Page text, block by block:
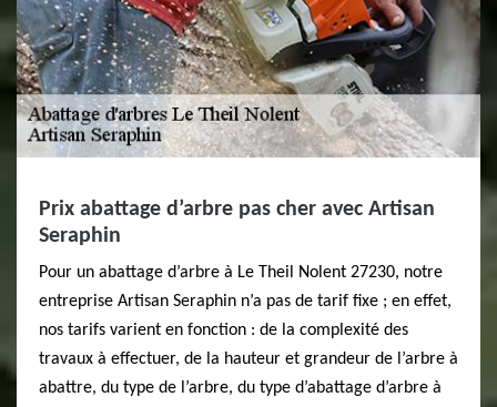
Prix abattage d’arbre pas cher avec Artisan
Seraphin
Pour un abattage d’arbre à Le Theil Nolent 27230, notre
entreprise Artisan Seraphin n’a pas de tarif fixe ; en effet,
nos tarifs varient en fonction : de la complexité des
travaux à effectuer, de la hauteur et grandeur de l’arbre à
abattre, du type de l’arbre, du type d’abattage d’arbre à